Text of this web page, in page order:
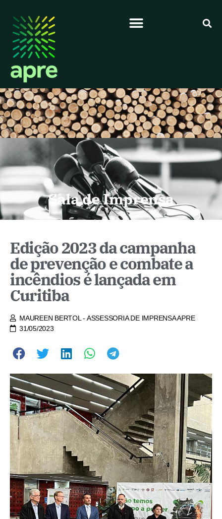
Sala de Imprensa
Edição 2023 da campanha
de prevenção e combate a
incêndios é lançada em
Curitiba
MAUREEN BERTOL - ASSESSORIA DE IMPRENSA APRE
31/05/2023